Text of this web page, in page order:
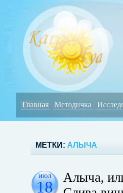
Главная Методичка
МЕТКИ: АЛЫЧА
июл
18
Алыча,